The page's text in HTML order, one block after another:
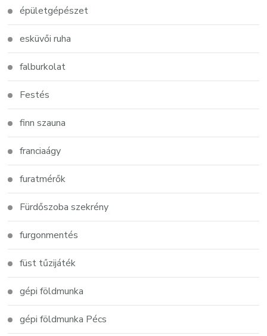
épületgépészet
esküvői ruha
falburkolat
Festés
finn szauna
franciaágy
furatmérők
Fürdőszoba szekrény
furgonmentés
füst tűzijáték
gépi földmunka
gépi földmunka Pécs